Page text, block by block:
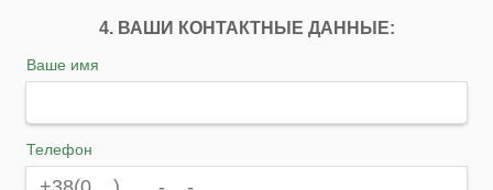
4. ВАШИ КОНТАКТНЫЕ ДАННЫЕ:
Ваше имя
Телефон